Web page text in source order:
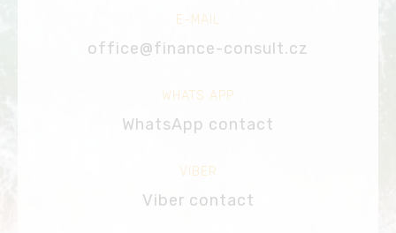
E-MAIL
office@finance-consult.cz
WHATS APP
WhatsApp contact
VIBER
Viber contact